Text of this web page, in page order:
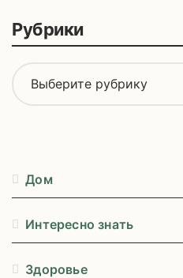
:Рубрики
Р
у
Дом
Интересно знать
Здоровье